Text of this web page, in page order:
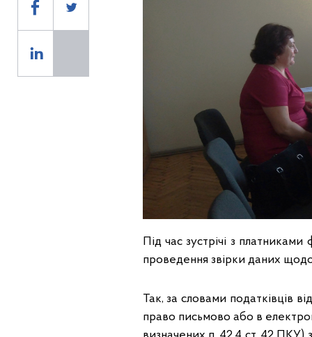
Під час зустрічі з
проведення звірки даних
Так, за словами податківців
право письмово або в